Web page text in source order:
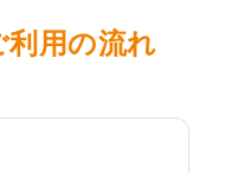
利用の流れ